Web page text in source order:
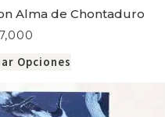
Alma de Chontaduro
Opciones